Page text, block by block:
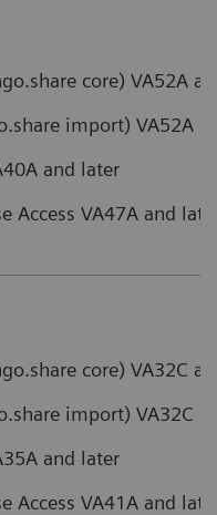
core) VA52A
import) VA52A
and later
Access VA47A and
core) VA32C
import) VA32C
and later
Access VA41A and